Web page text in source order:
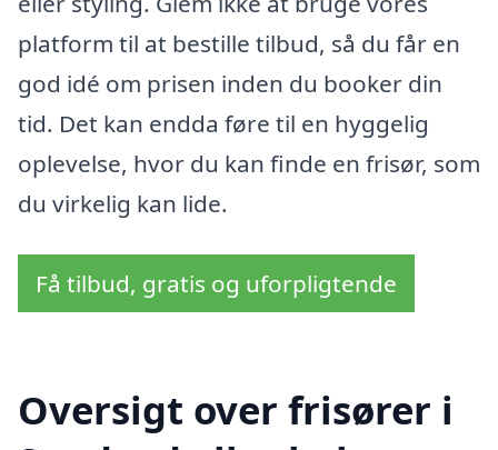
platform til at bestille tilbud, så du får en
god idé om prisen inden du booker din
tid. Det kan endda føre til en hyggelig
oplevelse, hvor du kan finde en frisør, som
du virkelig kan lide.
Få tilbud, gratis og uforpligtende
Oversigt over frisører i